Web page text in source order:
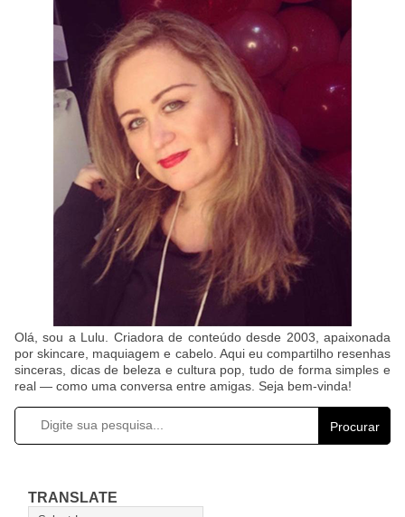
Olá, sou a Lulu. Criadora de conteúdo desde 2003, apaixonada
por skincare, maquiagem e cabelo. Aqui eu compartilho resenhas
sinceras, dicas de beleza e cultura pop, tudo de forma simples e
real — como uma conversa entre amigas. Seja bem-vinda!
Procurar
TRANSLATE